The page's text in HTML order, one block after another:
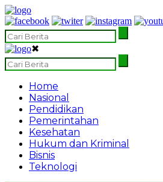
✖
Home
Nasional
Pendidikan
Pemerintahan
Kesehatan
Hukum dan Kriminal
Bisnis
Teknologi